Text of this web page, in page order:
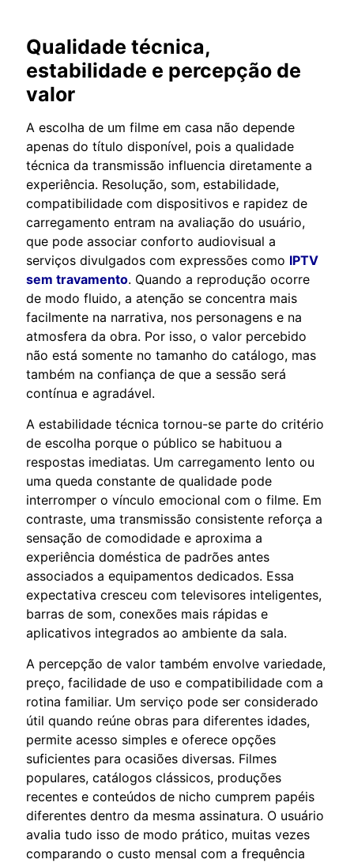
Qualidade técnica,
estabilidade e percepção de
valor
A escolha de um filme em casa não depende
apenas do título disponível, pois a qualidade
técnica da transmissão influencia diretamente a
experiência. Resolução, som, estabilidade,
compatibilidade com dispositivos e rapidez de
carregamento entram na avaliação do usuário,
que pode associar conforto audiovisual a
serviços divulgados com expressões como IPTV
sem travamento. Quando a reprodução ocorre
de modo fluido, a atenção se concentra mais
facilmente na narrativa, nos personagens e na
atmosfera da obra. Por isso, o valor percebido
não está somente no tamanho do catálogo, mas
também na confiança de que a sessão será
contínua e agradável.
A estabilidade técnica tornou-se parte do critério
de escolha porque o público se habituou a
respostas imediatas. Um carregamento lento ou
uma queda constante de qualidade pode
interromper o vínculo emocional com o filme. Em
contraste, uma transmissão consistente reforça a
sensação de comodidade e aproxima a
experiência doméstica de padrões antes
associados a equipamentos dedicados. Essa
expectativa cresceu com televisores inteligentes,
barras de som, conexões mais rápidas e
aplicativos integrados ao ambiente da sala.
A percepção de valor também envolve variedade,
preço, facilidade de uso e compatibilidade com a
rotina familiar. Um serviço pode ser considerado
útil quando reúne obras para diferentes idades,
permite acesso simples e oferece opções
suficientes para ocasiões diversas. Filmes
populares, catálogos clássicos, produções
recentes e conteúdos de nicho cumprem papéis
diferentes dentro da mesma assinatura. O usuário
avalia tudo isso de modo prático, muitas vezes
comparando o custo mensal com a frequência